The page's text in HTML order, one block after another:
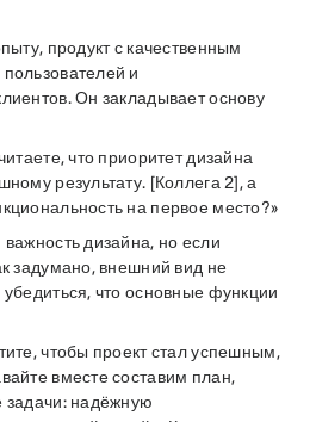
продукт с качественным
и
Он закладывает основу
что приоритет дизайна
результату. [Коллега 2], а
на первое место?»
дизайна, но если
задумано, внешний вид не
что основные функции
чтобы проект стал успешным,
вместе составим план,
задачи: надёжную